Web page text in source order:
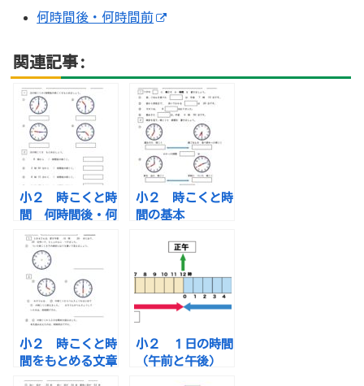
何時間後・何時間前
関連記事:
小２ 時こくと時
間 何時間後・何
時間前
小２ 時こくと時
間の基本
小２ 時こくと時
間をもとめる文章
題
小２ １日の時間
（午前と午後）